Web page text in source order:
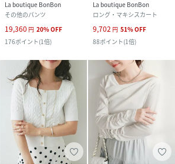
La boutique BonBon
その他のパンツ
19,360 円 20%OFF
176ポイント(1倍)
La boutique BonBon
ロング・マキシスカート
9,702 円 51%OFF
88ポイント(1倍)